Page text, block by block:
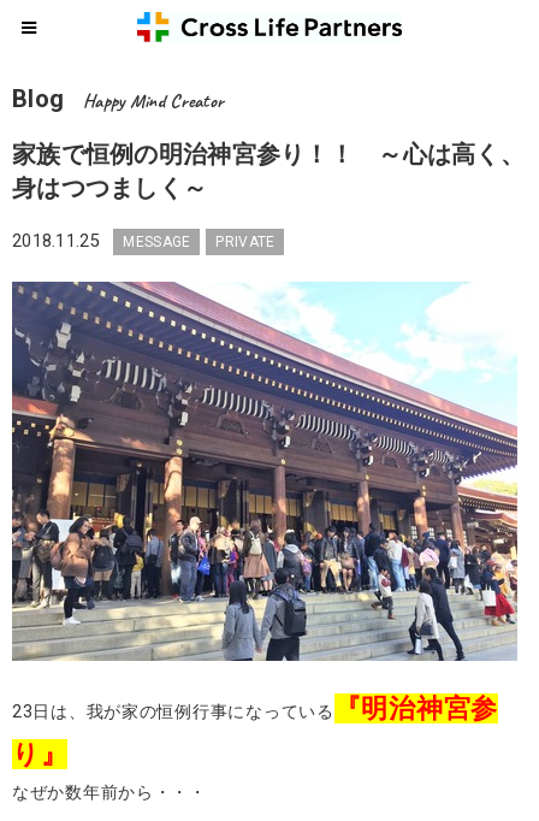
Blog Happy Mind Creator
家族で恒例の明治神宮参り！！ ～心は高く、
身はつつましく～
2018.11.25 MESSAGE PRIVATE
23日は、我が家の恒例行事になっている
『明治神宮参
り』
なぜか数年前から・・・